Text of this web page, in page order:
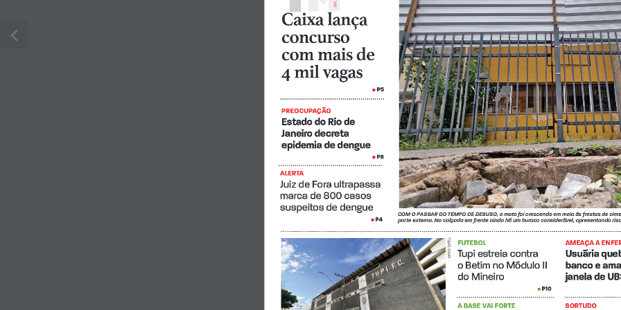
• P5
Juiz de Fora ultrapassa
marca de 800 casos
suspeitos de dengue
ALERTA
• P4
Estado do Rio de
Janeiro decreta
epidemia de dengue
PREOCUPAÇÃO
• P8
Usuária
banco e
janela de
AMEAÇA A
Tupi estreia contra
o Betim no Módulo II
do Mineiro
FUTEBOL
• P10
SORTUDO
A BASE VAI FORTE
Caixa lança
concurso
com mais de
4 mil vagas
D
FELIPE COURI
COM O PASSAR DO TEMPO DE DESUSO, o mato foi crescendo em meio às frestas de
parte externa. Na calçada em frente ainda há um buraco considerável, apresentando